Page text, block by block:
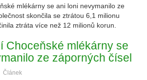
mlékárny se ani loni nevymanilo ze
skončila se ztrátou 6,1 milionu
ztráta více než 12 milionů korun.
Choceňské mlékárny se
ze záporných čísel
Článek